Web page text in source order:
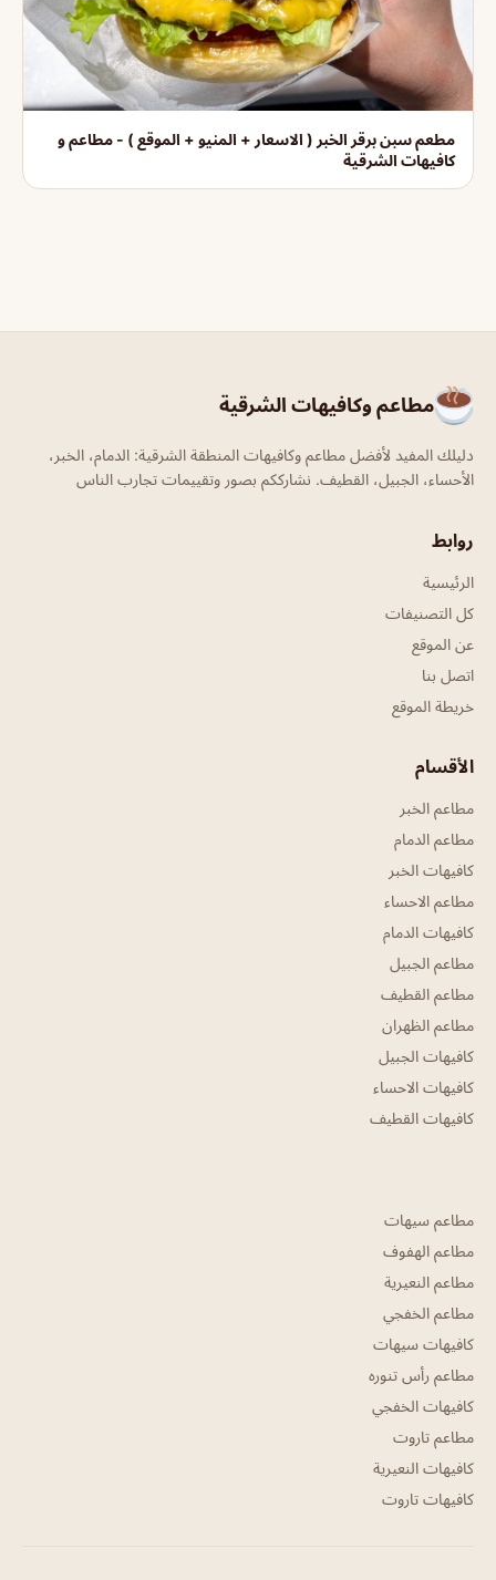
مطعم سبن برقر الخبر ( الاسعار + المنيو + الموقع ) - مطاعم و
كافيهات الشرقية
مطاعم وكافيهات الشرقية
دليلك المفيد لأفضل مطاعم وكافيهات المنطقة الشرقية: الدمام، الخبر،
الأحساء، الجبيل، القطيف. نشارككم بصور وتقييمات تجارب الناس
روابط
الرئيسية
كل التصنيفات
عن الموقع
اتصل بنا
خريطة الموقع
الأقسام
مطاعم الخبر
مطاعم الدمام
كافيهات الخبر
مطاعم الاحساء
كافيهات الدمام
مطاعم الجبيل
مطاعم القطيف
مطاعم الظهران
كافيهات الجبيل
كافيهات الاحساء
كافيهات القطيف
مطاعم سيهات
مطاعم الهفوف
مطاعم النعيرية
مطاعم الخفجي
كافيهات سيهات
مطاعم رأس تنوره
كافيهات الخفجي
مطاعم تاروت
كافيهات النعيرية
كافيهات تاروت